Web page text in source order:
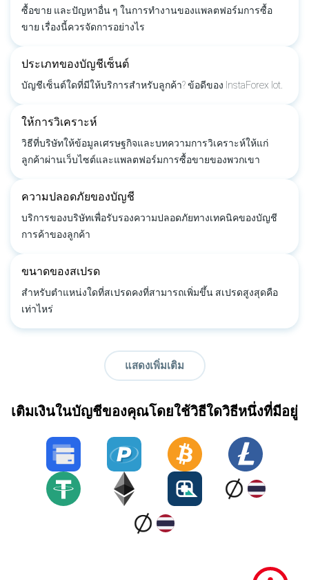
ซื้อขาย และปัญหาอื่น ๆ ในการทำงานของแพลตฟอร์มการซื้อ
ขาย เรื่องนี้ควรจัดการอย่างไร
ประเภทของบัญชีเซ็นต์
บัญชีเซ็นต์ใดที่มีให้บริการสำหรับลูกค้า? ข้อดีของ InstaForex lot.
ให้การวิเคราะห์
วิธีที่บริษัทให้ข้อมูลเศรษฐกิจและบทความการวิเคราะห์ให้แก่
ลูกค้าผ่านเว็บไซต์และแพลตฟอร์มการซื้อขายของพวกเขา
ความปลอดภัยของบัญชี
บริการของบริษัทเพื่อรับรองความปลอดภัยทางเทคนิคของบัญชี
การค้าของลูกค้า
ขนาดของสเปรด
สำหรับตำแหน่งใดที่สเปรดคงที่สามารถเพิ่มขึ้น สเปรดสูงสุดคือ
เท่าไหร่
แสดงเพิ่มเติม
เติมเงินในบัญชีของคุณโดยใช้วิธีใดวิธีหนึ่งที่มีอยู่